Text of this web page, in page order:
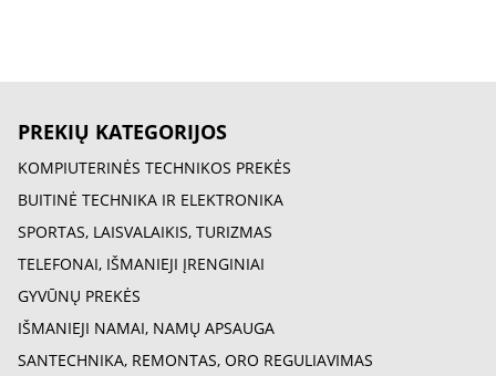
PREKIŲ KATEGORIJOS
KOMPIUTERINĖS TECHNIKOS PREKĖS
BUITINĖ TECHNIKA IR ELEKTRONIKA
SPORTAS, LAISVALAIKIS, TURIZMAS
TELEFONAI, IŠMANIEJI ĮRENGINIAI
GYVŪNŲ PREKĖS
IŠMANIEJI NAMAI, NAMŲ APSAUGA
SANTECHNIKA, REMONTAS, ORO REGULIAVIMAS